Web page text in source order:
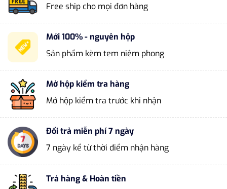
Free ship cho mọi đơn hàng
Mới 100% - nguyên hộp
Sản phẩm kèm tem niêm phong
Mở hộp kiểm tra hàng
Mở hộp kiểm tra trước khi nhận
Đổi trả miễn phí 7 ngày
7 ngày kể từ thời điểm nhận hàng
Trả hàng & Hoàn tiền